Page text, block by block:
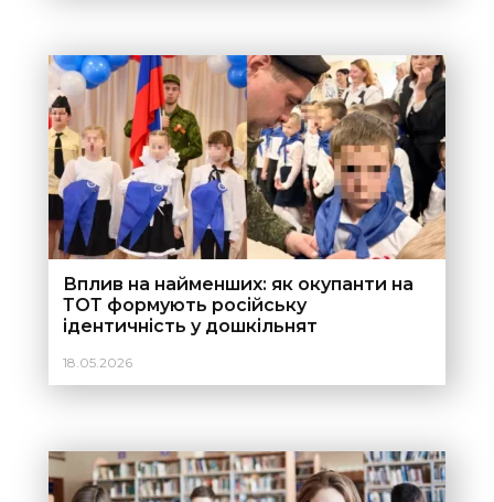
Вплив на найменших: як окупанти на
ТОТ формують російську
ідентичність у дошкільнят
18.05.2026